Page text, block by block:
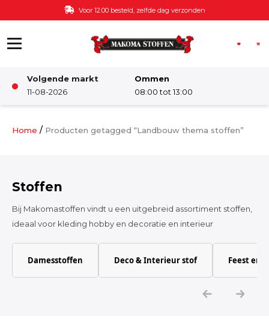
Ga naar de inhoud Voor 12:00 besteld, zelfde dag verzonden
Volgende markt
11-08-2026
Ommen
08:00 tot 13:00
Damesstoffen
Katoen
Home / Producten getagged “Landbouw thema stoffen”
Stoffen
Bij Makomastoffen vindt u een uitgebreid assortiment stoffen,
ideaal voor kleding hobby en decoratie en interieur
Damesstoffen Deco & Interieur stof Feest en